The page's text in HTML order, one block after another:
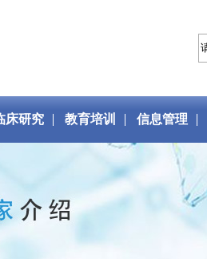
床研究 教育培训 信息管理